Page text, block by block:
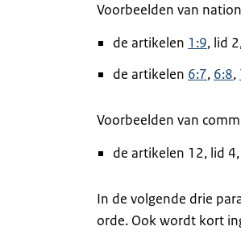
Voorbeelden van
de artikelen 1:9, lid
de artikelen 6:7, 6:8,
Voorbeelden van
de artikelen 12, lid
In de volgende drie
orde. Ook wordt kort